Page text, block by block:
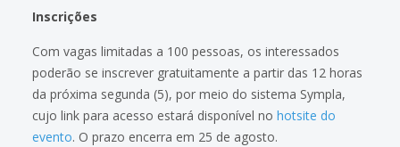
Inscrições
Com vagas limitadas a 100 pessoas, os interessados
poderão se inscrever gratuitamente a partir das 12 horas
da próxima segunda (5), por meio do sistema Sympla,
cujo link para acesso estará disponível no hotsite do
evento. O prazo encerra em 25 de agosto.